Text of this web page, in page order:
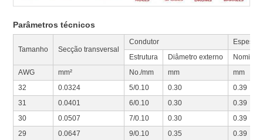
Parâmetros técnicos
Tamanho Secção transversal
Condutor
Estrutura
Diâmetro externo
Nominal
AWG
mm² No./mm mm
mm
32
0.0324 5/0.10 0.30
0.39
31
0.0401 6/0.10 0.30
0.39
30
0.0507 7/0.10 0.30
0.39
29
0.0647 9/0.10 0.35
0.39